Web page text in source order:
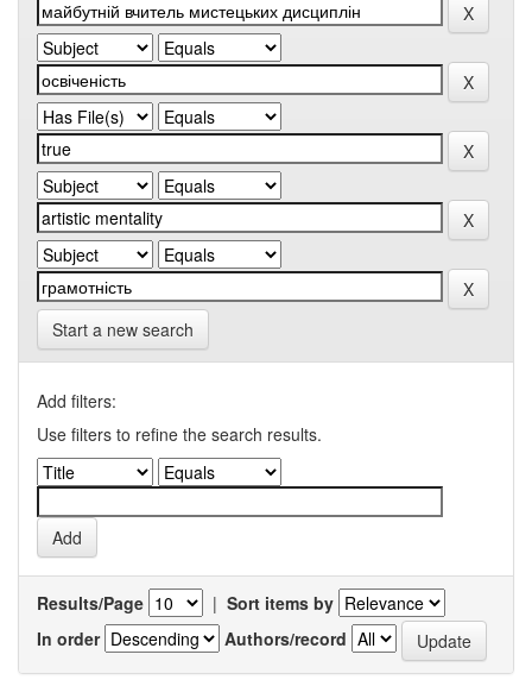
Start a new search
Add filters:
Use filters to refine the search results.
Results/Page | Sort items by
In order
Authors/record